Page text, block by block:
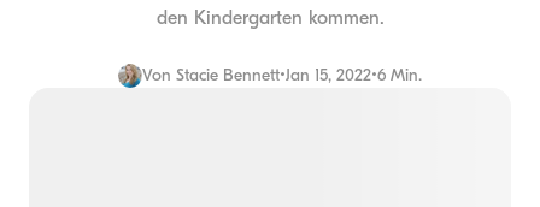
den Kindergarten kommen.
Von Stacie Bennett•Jan 15, 2022•6 Min.